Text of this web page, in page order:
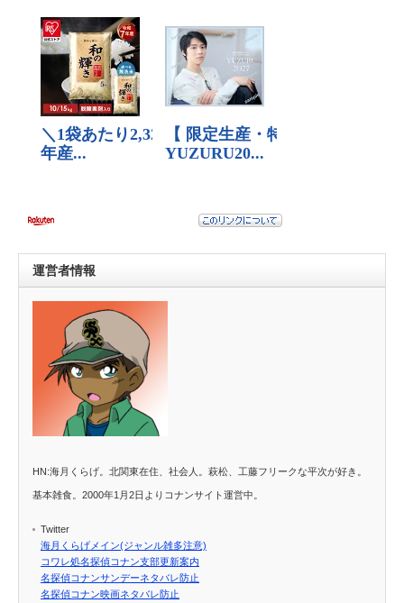
運営者情報
HN:海月くらげ。北関東在住、社会人。萩松、工藤フリークな平次が好き。
基本雑食。2000年1月2日よりコナンサイト運営中。
Twitter
海月くらげメイン(ジャンル雑多注意)
コワレ処名探偵コナン支部更新案内
名探偵コナンサンデーネタバレ防止
名探偵コナン映画ネタバレ防止